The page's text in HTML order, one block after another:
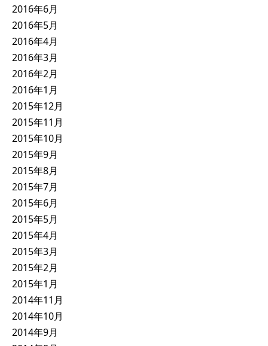
2016年6月
2016年5月
2016年4月
2016年3月
2016年2月
2016年1月
2015年12月
2015年11月
2015年10月
2015年9月
2015年8月
2015年7月
2015年6月
2015年5月
2015年4月
2015年3月
2015年2月
2015年1月
2014年11月
2014年10月
2014年9月